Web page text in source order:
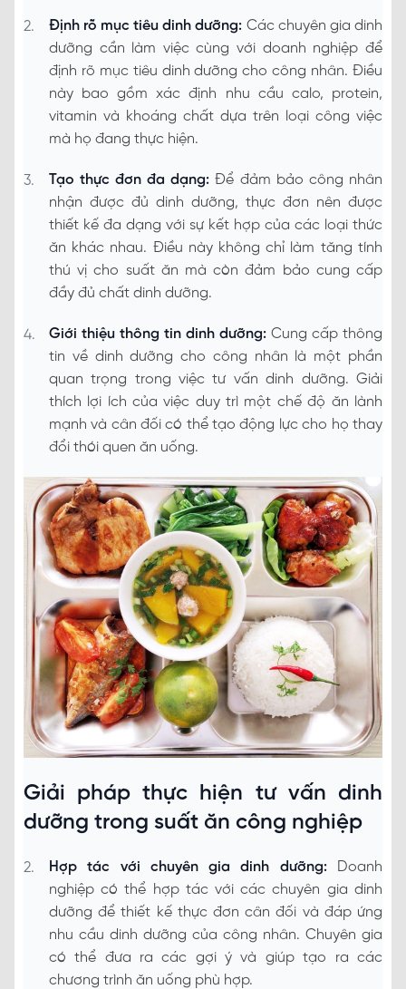
Định rõ mục tiêu dinh dưỡng: Các chuyên gia dinh
dưỡng cần làm việc cùng với doanh nghiệp để
định rõ mục tiêu dinh dưỡng cho công nhân. Điều
này bao gồm xác định nhu cầu calo, protein,
vitamin và khoáng chất dựa trên loại công việc
mà họ đang thực hiện.
Tạo thực đơn đa dạng: Để đảm bảo công nhân
nhận được đủ dinh dưỡng, thực đơn nên được
thiết kế đa dạng với sự kết hợp của các loại thức
ăn khác nhau. Điều này không chỉ làm tăng tính
thú vị cho suất ăn mà còn đảm bảo cung cấp
đầy đủ chất dinh dưỡng.
Giới thiệu thông tin dinh dưỡng:Cung cấp thông
tin về dinh dưỡng cho công nhân là một phần
quan trọng trong việc tư vấn dinh dưỡng. Giải
thích lợi ích của việc duy trì một chế độ ăn lành
mạnh và cân đối có thể tạo động lực cho họ thay
đổi thói quen ăn uống.
Giải pháp thực hiện tư vấn dinh
dưỡng trong suất ăn công nghiệp
Hợp tác với chuyên gia dinh dưỡng:Doanh
nghiệp có thể hợp tác với các chuyên gia dinh
dưỡng để thiết kế thực đơn cân đối và đáp ứng
nhu cầu dinh dưỡng của công nhân. Chuyên gia
có thể đưa ra các gợi ý và giúp tạo ra các
chương trình ăn uống phù hợp.